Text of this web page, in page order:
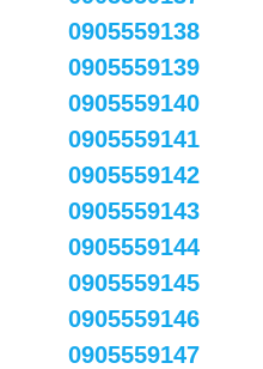
0905559138
0905559139
0905559140
0905559141
0905559142
0905559143
0905559144
0905559145
0905559146
0905559147